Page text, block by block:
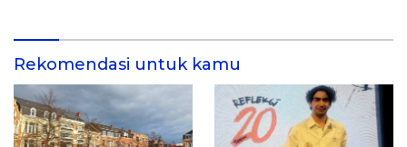
Rekomendasi untuk kamu